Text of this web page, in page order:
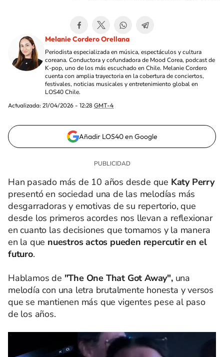
Melanie Cordero Orellana
Periodista especializada en música, espectáculos y cultura
coreana. Conductora y cofundadora de Mood Corea, podcast de
K-pop, uno de los más escuchado en Chile. Melanie Cordero
cuenta con amplia trayectoria en la cobertura de conciertos,
festivales, noticias musicales y entretenimiento global en
LOS40 Chile.
Actualizada: 21/04/2026 - 12:28 GMT-4
Añadir LOS40 en Google
Han pasado más de 10 años desde que Katy Perry
presentó en sociedad una de las melodías más
desgarradoras y emotivas de su repertorio, que
desde los primeros acordes nos llevan a reflexionar
en cuanto las decisiones que tomamos y la manera
en la que nuestros actos pueden repercutir en el
futuro.
Hablamos de "The One That Got Away",una
melodía con una letra brutalmente honesta y versos
que se mantienen más que vigentes pese al paso
de los años.